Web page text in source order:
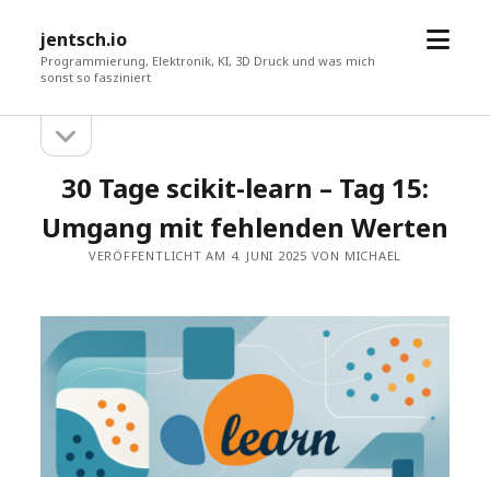
jentsch.io
Programmierung, Elektronik, KI, 3D Druck und was mich
sonst so fasziniert
Menü
Sidebaröffnen
30 Tage scikit-learn – Tag 15:
Umgang mit fehlenden Werten
VERÖFFENTLICHT AM 4. JUNI 2025 VON MICHAEL